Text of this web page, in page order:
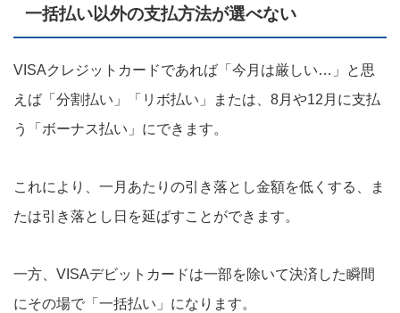
一括払い以外の支払方法が選べない
VISAクレジットカードであれば「今月は厳しい…」と思
えば「分割払い」「リボ払い」または、8月や12月に支払
う「ボーナス払い」にできます。
これにより、一月あたりの引き落とし金額を低くする、ま
たは引き落とし日を延ばすことができます。
一方、VISAデビットカードは一部を除いて決済した瞬間
にその場で「一括払い」になります。